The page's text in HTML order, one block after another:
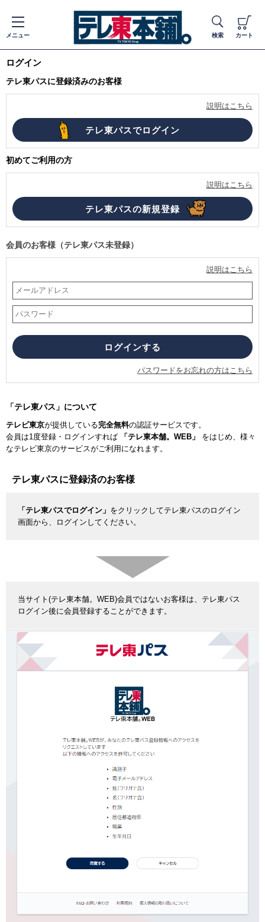
メニュー 検索 カート
ログイン
テレ東パスに登録済みのお客様
説明はこちら
初めてご利用の方
説明はこちら
会員のお客様（テレ東パス未登録）
説明はこちら
パスワードをお忘れの方はこちら
「テレ東パス」について
テレビ東京が提供している完全無料の認証サービスです。
会員は1度登録・ログインすれば
「テレ東本舗。WEB」 をはじめ、様々
なテレビ東京のサービスがご利用になれます。
テレ東パスに登録済のお客様
「テレ東パスでログイン」 をクリックしてテレ東パスのログイン
画面から、ログインしてください。
当サイト(テレ東本舗。WEB)会員ではないお客様は、テレ東パス
ログイン後に会員登録することができます。